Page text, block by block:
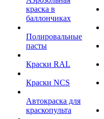
краска в
баллончиках
Полировальные
пасты
Краски RAL
Краски NCS
Автокраска для
краскопульта